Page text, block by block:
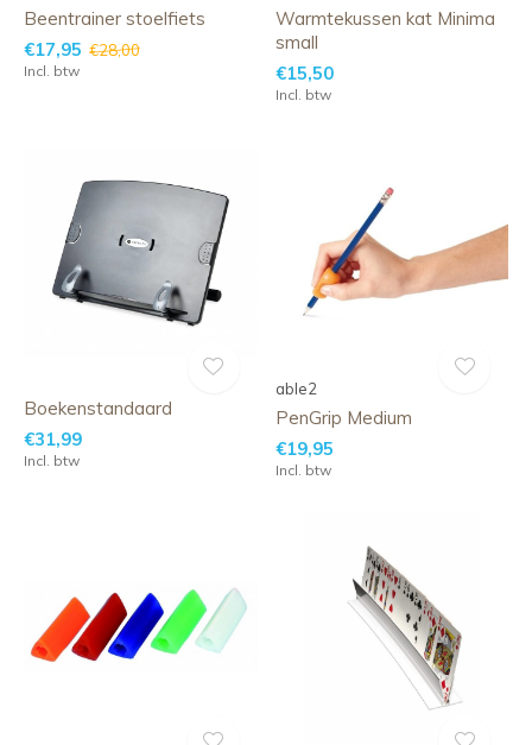
Beentrainer stoelfiets
€17,95 €28,00
Incl. btw
Warmtekussen kat Minima
small
€15,50
Incl. btw
Boekenstandaard
€31,99
Incl. btw
able2
PenGrip Medium
€19,95
Incl. btw